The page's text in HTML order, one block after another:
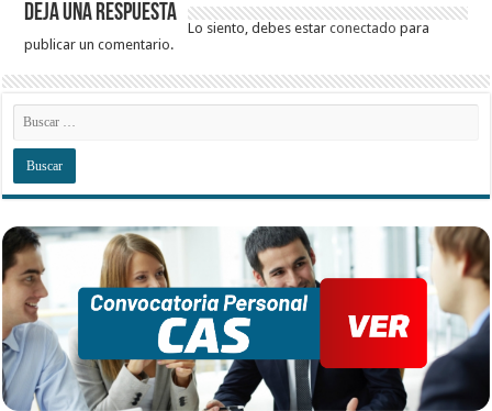
Deja una respuesta
Lo siento, debes estarconectado para
publicar un comentario.